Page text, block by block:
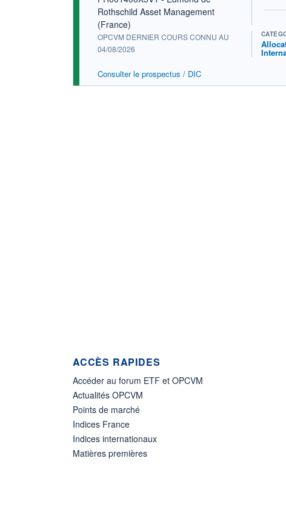
Rothschild Asset Management
(France)
OPCVM DERNIER COURS CONNU AU
04/08/2026
Consulter le prospectus / DIC
ACCÈS RAPIDES
Accéder au forum ETF et OPCVM
Actualités OPCVM
Points de marché
Indices France
Indices internationaux
Matières premières